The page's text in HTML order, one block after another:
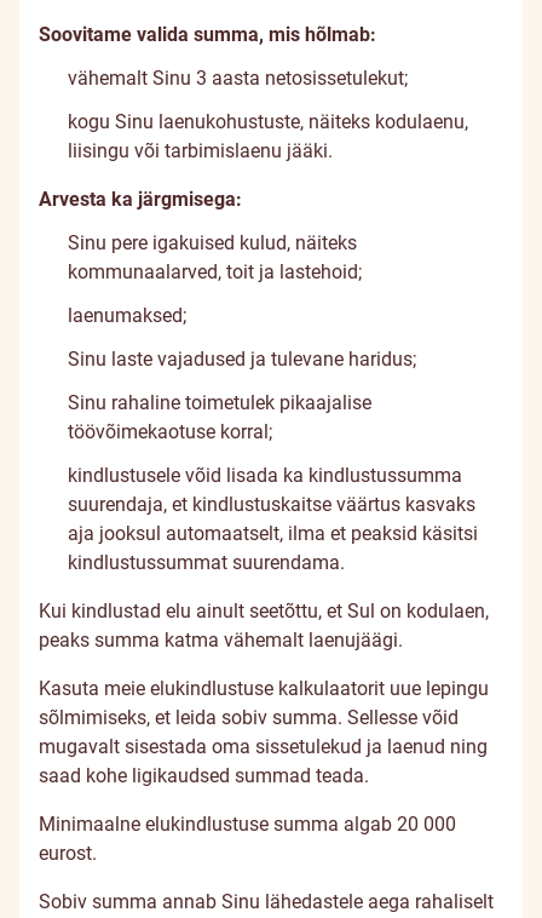
Soovitame valida summa, mis hõlmab:
vähemalt Sinu 3 aasta netosissetulekut;
kogu Sinu laenukohustuste, näiteks kodulaenu,
liisingu või tarbimislaenu jääki.
Arvesta ka järgmisega:
Sinu pere igakuised kulud, näiteks
kommunaalarved, toit ja lastehoid;
laenumaksed;
Sinu laste vajadused ja tulevane haridus;
Sinu rahaline toimetulek pikaajalise
töövõimekaotuse korral;
kindlustusele võid lisada ka kindlustussumma
suurendaja, et kindlustuskaitse väärtus kasvaks
aja jooksul automaatselt, ilma et peaksid käsitsi
kindlustussummat suurendama.
Kui kindlustad elu ainult seetõttu, et Sul on kodulaen,
peaks summa katma vähemalt laenujäägi.
Kasuta meie elukindlustuse kalkulaatorit uue lepingu
sõlmimiseks, et leida sobiv summa. Sellesse võid
mugavalt sisestada oma sissetulekud ja laenud ning
saad kohe ligikaudsed summad teada.
Minimaalne elukindlustuse summa algab 20 000
eurost.
Sobiv summa annab Sinu lähedastele aega rahaliselt